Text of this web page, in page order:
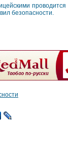
безопасности.